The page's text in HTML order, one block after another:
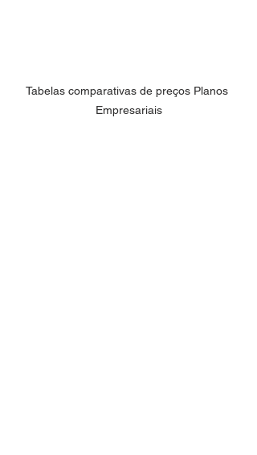
Tabelas comparativas de preços Planos
Empresariais